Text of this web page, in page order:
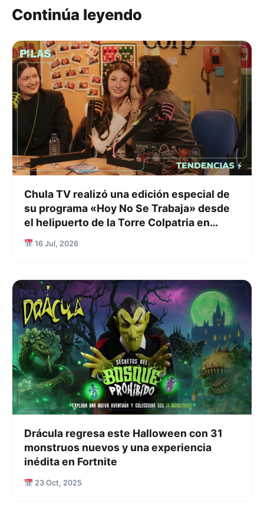
Continúa leyendo
Chula TV realizó una edición especial de
su programa «Hoy No Se Trabaja» desde
el helipuerto de la Torre Colpatria en
Bogotá
16 Jul, 2026
Drácula regresa este Halloween con 31
monstruos nuevos y una experiencia
inédita en Fortnite
23 Oct, 2025